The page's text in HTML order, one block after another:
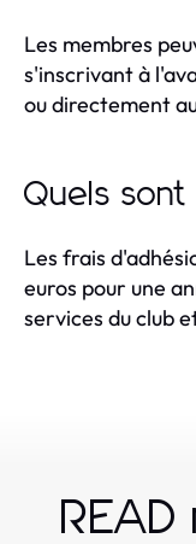
Les membres
s'inscrivant à
ou directement
Quels
Les frais
euros pour une
services du club